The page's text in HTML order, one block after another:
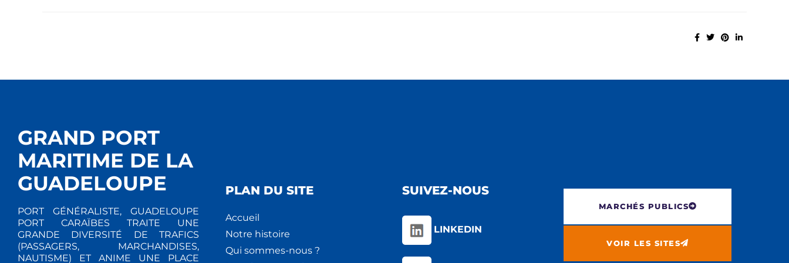
GRAND PORT
MARITIME DE LA
GUADELOUPE
PORT GÉNÉRALISTE, GUADELOUPE
PORT CARAÏBES TRAITE UNE
GRANDE DIVERSITÉ DE TRAFICS
(PASSAGERS, MARCHANDISES,
NAUTISME) ET ANIME UNE PLACE
PLAN DU SITE
Accueil
Notre histoire
Qui sommes-nous ?
SUIVEZ-NOUS
LINKEDIN
MARCHÉS PUBLICS
VOIR LES SITES